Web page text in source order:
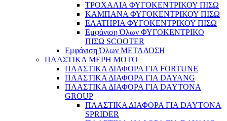
ΤΡΟΧΑΛΙΑ ΦΥΓΟΚΕΝΤΡΙΚΟΥ ΠΙΣΩ
ΚΑΜΠΑΝΑ ΦΥΓΟΚΕΝΤΡΙΚΟΥ ΠΙΣΩ
ΕΛΑΤΗΡΙΑ ΦΥΓΟΚΕΝΤΡΙΚΟΥ ΠΙΣΩ
Εμφάνιση Όλων ΦΥΓΟΚΕΝΤΡΙΚΟ
ΠΙΣΩ SCOOTER
Εμφάνιση Όλων ΜΕΤΑΔΟΣΗ
ΠΛΑΣΤΙΚΑ ΜΕΡΗ ΜΟΤΟ
ΠΛΑΣΤΙΚΑ ΔΙΑΦΟΡΑ ΓΙΑ FORTUNE
ΠΛΑΣΤΙΚΑ ΔΙΑΦΟΡΑ ΓΙΑ DAYANG
ΠΛΑΣΤΙΚΑ ΔΙΑΦΟΡΑ ΓΙΑ DAYTONA
GROUP
ΠΛΑΣΤΙΚΑ ΔΙΑΦΟΡΑ ΓΙΑ DAYTONA
SPRIDER